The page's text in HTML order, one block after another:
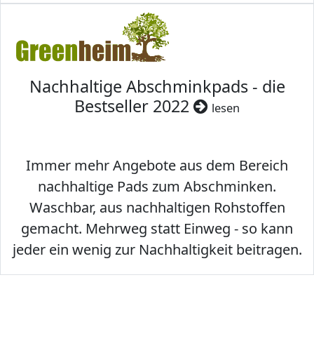
Nachhaltige Abschminkpads - die
Bestseller 2022
lesen
Immer mehr Angebote aus dem Bereich
nachhaltige Pads zum Abschminken.
Waschbar, aus nachhaltigen Rohstoffen
gemacht. Mehrweg statt Einweg - so kann
jeder ein wenig zur Nachhaltigkeit beitragen.